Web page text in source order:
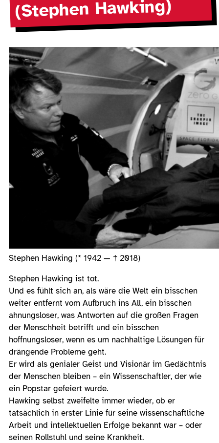
(Stephen Hawking)
Stephen Hawking (* 1942 — † 2018)
Stephen Hawking ist tot.
Und es fühlt sich an, als wäre die Welt ein bisschen
weiter entfernt vom Aufbruch ins All, ein bisschen
ahnungsloser, was Antworten auf die großen Fragen
der Menschheit betrifft und ein bisschen
hoffnungsloser, wenn es um nachhaltige Lösungen für
drängende Probleme geht.
Er wird als genialer Geist und Visionär im Gedächtnis
der Menschen bleiben – ein Wissenschaftler, der wie
ein Popstar gefeiert wurde.
Hawking selbst zweifelte immer wieder, ob er
tatsächlich in erster Linie für seine wissenschaftliche
Arbeit und intellektuellen Erfolge bekannt war – oder
seinen Rollstuhl und seine Krankheit.